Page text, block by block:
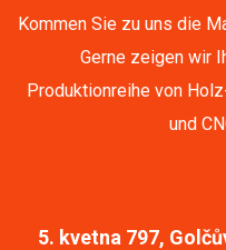
Kommen Sie zu uns die
Gerne zeigen wir
Produktionreihe von
und
5. kvetna 797,